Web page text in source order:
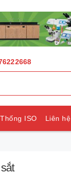
ISO Liên hệ